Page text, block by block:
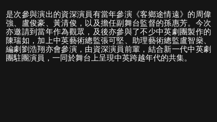
是次參與演出的資深演員有當年參演《客鄉途情遠》的周偉
強、盧俊豪、黃清俊，以及擔任副舞台監督的孫惠芳。今次
亦邀請到當年作為觀眾，及後亦參與了不少中英劇團製作的
陳瑞如，加上中英藝術總監張可堅、助理藝術總監盧智燊、
編劇劉浩翔亦會參演，由資深演員前輩，結合新一代中英劇
團駐團演員，一同於舞台上呈現中英跨越年代的共集。